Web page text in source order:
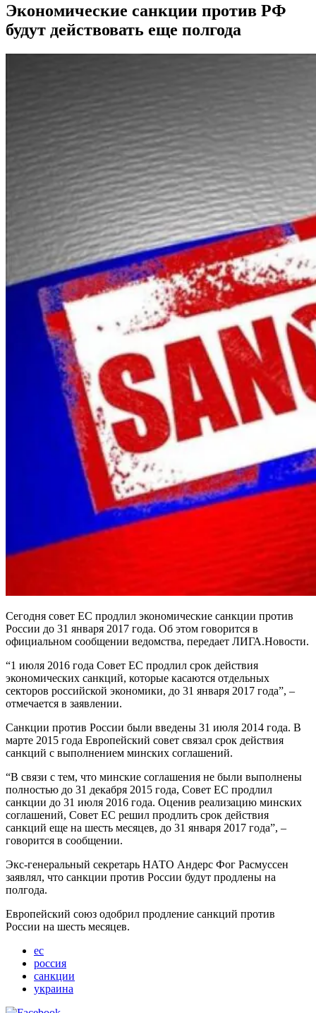
Экономические санкции против РФ
будут действовать еще полгода
Сегодня совет ЕС продлил экономические санкции против
России до 31 января 2017 года. Об этом говорится в
официальном сообщении ведомства, передает ЛИГА.Новости.
“1 июля 2016 года Совет ЕС продлил срок действия
экономических санкций, которые касаются отдельных
секторов российской экономики, до 31 января 2017 года”, –
отмечается в заявлении.
Санкции против России были введены 31 июля 2014 года. В
марте 2015 года Европейский совет связал срок действия
санкций с выполнением минских соглашений.
“В связи с тем, что минские соглашения не были выполнены
полностью до 31 декабря 2015 года, Cовет ЕС продлил
санкции до 31 июля 2016 года. Оценив реализацию минских
соглашений, Cовет ЕС решил продлить срок действия
санкций еще на шесть месяцев, до 31 января 2017 года”, –
говорится в сообщении.
Экс-генеральный секретарь НАТО Андерс Фог Расмуссен
заявлял, что санкции против России будут продлены на
полгода.
Европейский союз одобрил продление санкций против
России на шесть месяцев.
ес
россия
санкции
украина